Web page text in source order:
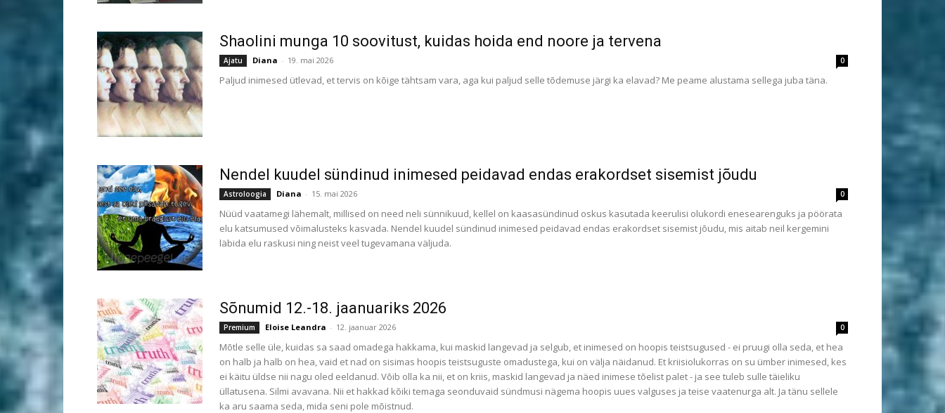
Shaolini munga 10 soovitust, kuidas hoida end noore ja tervena
Ajatu Diana - 19. mai 2026 0
Paljud inimesed ütlevad, et tervis on kõige tähtsam vara, aga kui paljud selle tõdemuse järgi ka elavad? Me peame alustama sellega juba täna.
Nendel kuudel sündinud inimesed peidavad endas erakordset sisemist jõudu
Astroloogia Diana - 15. mai 2026 0
Nüüd vaatamegi lähemalt, millised on need neli sünnikuud, kellel on kaasasündinud oskus kasutada keerulisi olukordi enesearenguks ja pöörata
elu katsumused võimalusteks kasvada. Nendel kuudel sündinud inimesed peidavad endas erakordset sisemist jõudu, mis aitab neil kergemini
läbida elu raskusi ning neist veel tugevamana väljuda.
Sõnumid 12.-18. jaanuariks 2026
Premium Eloise Leandra - 12. jaanuar 2026 0
Mõtle selle üle, kuidas sa saad omadega hakkama, kui maskid langevad ja selgub, et inimesed on hoopis teistsugused - ei pruugi olla seda, et hea
on halb ja halb on hea, vaid et nad on sisimas hoopis teistsuguste omadustega, kui on välja näidanud. Et kriisiolukorras on su ümber inimesed, kes
ei käitu üldse nii nagu oled eeldanud. Võib olla ka nii, et on kriis, maskid langevad ja näed inimese tõelist palet - ja see tuleb sulle täieliku
üllatusena. Silmi avavana. Nii et hakkad kõiki temaga seonduvaid sündmusi nägema hoopis uues valguses ja teise vaatenurga alt. Ja tänu sellele
ka aru saama seda, mida seni pole mõistnud.